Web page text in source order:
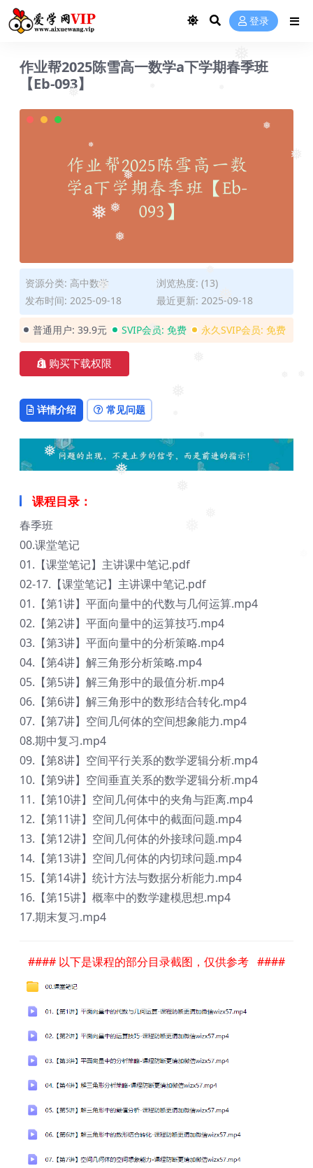
❅
❅
❅
❅
❅
❅
❅
❅
❅
❅
❅ 登录
作业帮2025陈雪高一数学a下学期春季班
【Eb-093】
资源分类: 高中数学
浏览热度: (13)
发布时间: 2025-09-18
最近更新: 2025-09-18
普通用户: 39.9元 SVIP会员: 免费 永久SVIP会员: 免费
购买下载权限
详情介绍 常见问题
课程目录：
春季班
00.课堂笔记
01.【课堂笔记】主讲课中笔记.pdf
02-17.【课堂笔记】主讲课中笔记.pdf
01.【第1讲】平面向量中的代数与几何运算.mp4
02.【第2讲】平面向量中的运算技巧.mp4
03.【第3讲】平面向量中的分析策略.mp4
04.【第4讲】解三角形分析策略.mp4
05.【第5讲】解三角形中的最值分析.mp4
06.【第6讲】解三角形中的数形结合转化.mp4
07.【第7讲】空间几何体的空间想象能力.mp4
08.期中复习.mp4
09.【第8讲】空间平行关系的数学逻辑分析.mp4
10.【第9讲】空间垂直关系的数学逻辑分析​.mp4
11.【第10讲】空间几何体中的夹角与距离.mp4
12.【第11讲】空间几何体中的截面问题.mp4
13.【第12讲】空间几何体的外接球问题.mp4
14.【第13讲】空间几何体的内切球问题.mp4
15.【第14讲】统计方法与数据分析能力.mp4
16.【第15讲】概率中的数学建模思想.mp4
17.期末复习.mp4
#### 以下是课程的部分目录截图，仅供参考 ####